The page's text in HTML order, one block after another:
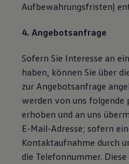
Aufbewahrungsfristen)
4. Angebotsanfrage
Sofern Sie Interesse an
haben, können Sie über
zur Angebotsanfrage
werden von uns folgende
erhoben und an uns
E-Mail-Adresse; sofern
Kontaktaufnahme durch
die Telefonnummer.